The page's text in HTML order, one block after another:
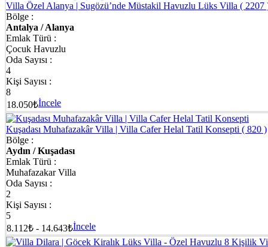
Villa Özel Alanya | Sugözü’nde Müstakil Havuzlu Lüks Villa ( 2207
Bölge :
Antalya / Alanya
Emlak Türü :
Çocuk Havuzlu
Oda Sayısı :
4
Kişi Sayısı :
8
18.050₺İncele
Kuşadası Muhafazakâr Villa | Villa Cafer Helal Tatil Konsepti ( 820 )
Bölge :
Aydın / Kuşadası
Emlak Türü :
Muhafazakar Villa
Oda Sayısı :
2
Kişi Sayısı :
5
8.112₺ - 14.643₺İncele